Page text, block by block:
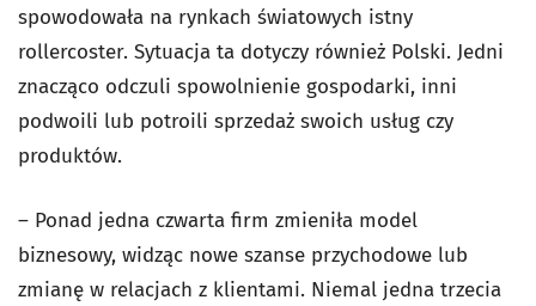
spowodowała na rynkach światowych istny
rollercoster. Sytuacja ta dotyczy również Polski. Jedni
znacząco odczuli spowolnienie gospodarki, inni
podwoili lub potroili sprzedaż swoich usług czy
produktów.
– Ponad jedna czwarta firm zmieniła model
biznesowy, widząc nowe szanse przychodowe lub
zmianę w relacjach z klientami. Niemal jedna trzecia